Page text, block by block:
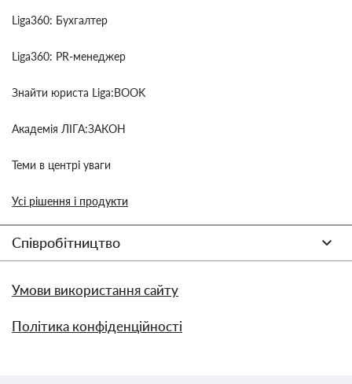
Liga360: Бухгалтер
Liga360: PR-менеджер
Знайти юриста Liga:BOOK
Академія ЛІГА:ЗАКОН
Теми в центрі уваги
Усі рішення і продукти
Співробітництво
Умови використання сайту
Політика конфіденційності